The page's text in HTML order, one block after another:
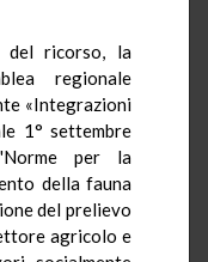
del ricorso, la
regionale
«Integrazioni
1° settembre
per la
della fauna
del prelievo
agricolo e